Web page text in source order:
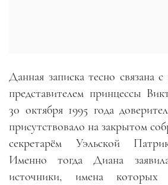
Данная записка тесно связана
представителем принцессы
30 октября 1995 года
присутствовало на закрытом
секретарём Уэльской
Именно тогда Диана
источники, имена